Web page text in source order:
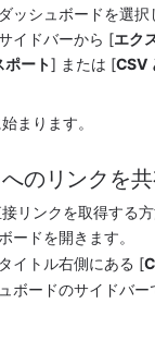
ッシュボードを選
イドバーから [エク
ポート] または [CSV
まります。
のリンクを
リンクを取得する方
ードを開きます。
イトル右側にある [
ボードのサイドバー